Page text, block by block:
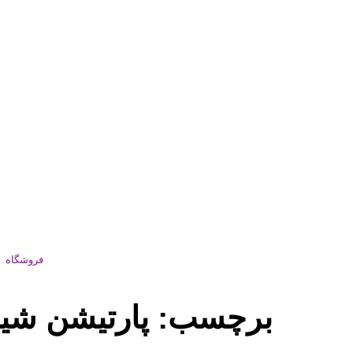
فروشگاه
برچسب: پارتیشن